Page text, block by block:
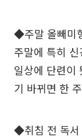
◆주말 올빼미
주말에 특히
일상에 단련이
기 바뀌면 한
◆취침 전 독서